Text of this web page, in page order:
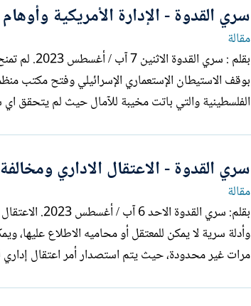
سري القدوة - الإدارة الأمريكية
مقالة
بقلم :
بوقف الاستيطان الإستعماري الإسرائيلي وفتح مكتب
الفلسطينية والتي باتت مخيبة للآمال حيث لم يتحقق اي شئ من تلك الوعود
سري القدوة - الاعتقال الاداري ومخالفة
مقالة
بقلم: سري
وأدلة سرية لا يمكن للمعتقل أو محاميه الاطلاع عليها،
مرات غير محدودة، حيث يتم استصدار أمر اعتقال إداري